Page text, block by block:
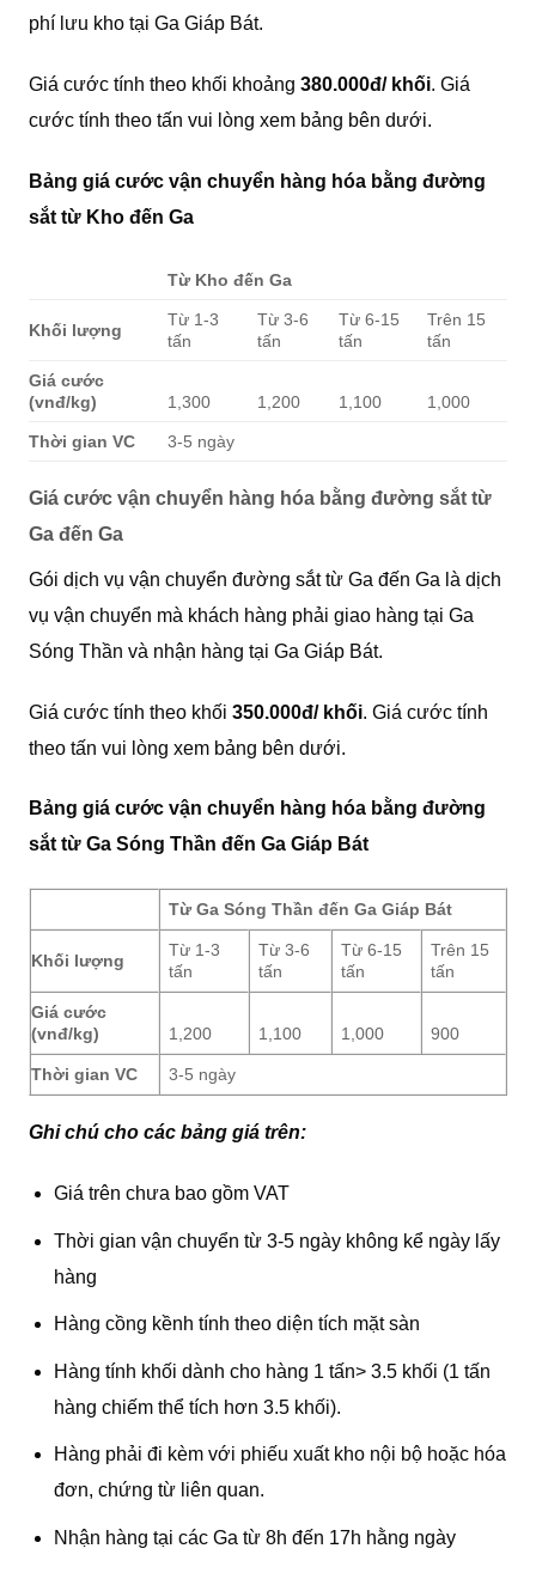
phí lưu kho tại Ga Giáp Bát.
Giá cước tính theo khối khoảng 380.000đ/ khối. Giá
cước tính theo tấn vui lòng xem bảng bên dưới.
Bảng giá cước vận chuyển hàng hóa bằng đường
sắt từ Kho đến Ga
Từ Kho đến Ga
Khối lượng
Từ 1-3
tấn
Từ 3-6
tấn
Từ 6-15
tấn
Trên 15
tấn
Giá cước
(vnđ/kg)
1,300 1,200 1,100 1,000
Thời gian VC 3-5 ngày
Giá cước vận chuyển hàng hóa bằng đường sắt từ
Ga đến Ga
Gói dịch vụ vận chuyển đường sắt từ Ga đến Ga là dịch
vụ vận chuyển mà khách hàng phải giao hàng tại Ga
Sóng Thần và nhận hàng tại Ga Giáp Bát.
Giá cước tính theo khối 350.000đ/ khối. Giá cước tính
theo tấn vui lòng xem bảng bên dưới.
Bảng giá cước vận chuyển hàng hóa bằng đường
sắt từ Ga Sóng Thần đến Ga Giáp Bát
Từ Ga Sóng Thần đến Ga Giáp Bát
Khối lượng
Từ 1-3
tấn
Từ 3-6
tấn
Từ 6-15
tấn
Trên 15
tấn
Giá cước
(vnđ/kg)
1,200 1,100 1,000 900
Thời gian VC 3-5 ngày
Ghi chú cho các bảng giá trên:
Giá trên chưa bao gồm VAT
Thời gian vận chuyển từ 3-5 ngày không kể ngày lấy
hàng
Hàng cồng kềnh tính theo diện tích mặt sàn
Hàng tính khối dành cho hàng 1 tấn> 3.5 khối (1 tấn
hàng chiếm thể tích hơn 3.5 khối).
Hàng phải đi kèm với phiếu xuất kho nội bộ hoặc hóa
đơn, chứng từ liên quan.
Nhận hàng tại các Ga từ 8h đến 17h hằng ngày